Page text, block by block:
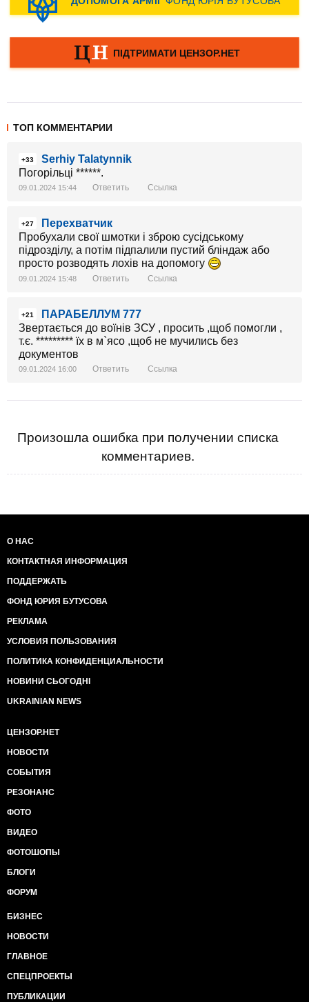
ТОП КОММЕНТАРИИ
+33
Serhiy Talatynnik
Погорільці ******.
09.01.2024 15:44 Ответить Ссылка
+27
Перехватчик
Пробухали свої шмотки і зброю сусідському
підрозділу, а потім підпалили пустий бліндаж або
просто розводять лохів на допомогу
09.01.2024 15:48 Ответить Ссылка
+21
ПАРАБЕЛЛУМ 777
Звертається до воїнів ЗСУ , просить ,щоб помогли ,
т.є. ********* їх в м`ясо ,щоб не мучились без
документов
09.01.2024 16:00 Ответить Ссылка
Произошла ошибка при получении списка
комментариев.
О НАС
КОНТАКТНАЯ ИНФОРМАЦИЯ
ПОДДЕРЖАТЬ
ФОНД ЮРИЯ БУТУСОВА
РЕКЛАМА
УСЛОВИЯ ПОЛЬЗОВАНИЯ
ПОЛИТИКА КОНФИДЕНЦИАЛЬНОСТИ
НОВИНИ СЬОГОДНІ
UKRAINIAN NEWS
ЦЕНЗОР.НЕТ
НОВОСТИ
СОБЫТИЯ
РЕЗОНАНС
ФОТО
ВИДЕО
ФОТОШОПЫ
БЛОГИ
ФОРУМ
БИЗНЕС
НОВОСТИ
ГЛАВНОЕ
СПЕЦПРОЕКТЫ
ПУБЛИКАЦИИ